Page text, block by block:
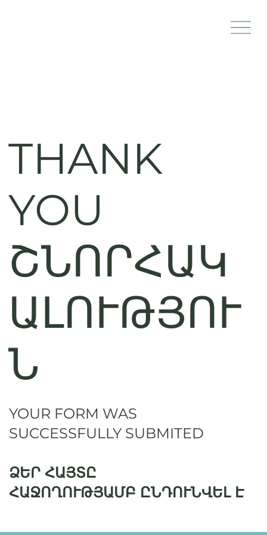
THANK
YOU
ՇՆՈՐՀԱԿ
ԱԼՈՒԹՅՈՒ
Ն
YOUR FORM WAS
SUCCESSFULLY SUBMITED
ՁԵՐ ՀԱՅՏԸ
ՀԱՋՈՂՈՒԹՅԱՄԲ ԸՆԴՈՒՆՎԵԼ Է